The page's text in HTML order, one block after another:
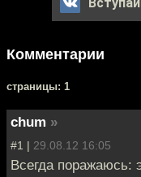
Комментарии
cтраницы: 1
chum »
#1 | 29.08.12 16:05
Всегда поражаюсь: